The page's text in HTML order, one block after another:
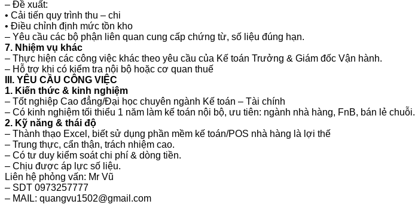
– Đề xuất:
• Cải tiến quy trình thu – chi
• Điều chỉnh định mức tồn kho
– Yêu cầu các bộ phận liên quan cung cấp chứng từ, số liệu đúng hạn.
7. Nhiệm vụ khác
– Thực hiện các công việc khác theo yêu cầu của Kế toán Trưởng & Giám đốc Vận hành.
– Hỗ trợ khi có kiểm tra nội bộ hoặc cơ quan thuế
III. YÊU CẦU CÔNG VIỆC
1. Kiến thức & kinh nghiệm
– Tốt nghiệp Cao đẳng/Đại học chuyên ngành Kế toán – Tài chính
– Có kinh nghiệm tối thiểu 1 năm làm kế toán nội bộ, ưu tiên: ngành nhà hàng, FnB, bán lẻ chuỗi.
2. Kỹ năng & thái độ
– Thành thạo Excel, biết sử dụng phần mềm kế toán/POS nhà hàng là lợi thế
– Trung thực, cẩn thận, trách nhiệm cao.
– Có tư duy kiểm soát chi phí & dòng tiền.
– Chịu được áp lực số liệu.
Liên hệ phỏng vấn: Mr Vũ
– SDT 0973257777
– MAIL: quangvu1502@gmail.com